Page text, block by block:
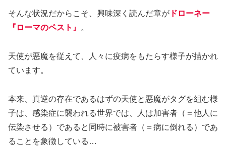
そんな状況だからこそ、興味深く読んだ章が ドローネー
『ローマのペスト』
。
天使が悪魔を従えて、人々に疫病をもたらす様子が描かれ
ています。
本来、真逆の存在であるはずの天使と悪魔がタグを組む様
子は、感染症に襲われる世界では、人は加害者（＝他人に
伝染させる）であると同時に被害者（＝病に倒れる）であ
ることを象徴している…